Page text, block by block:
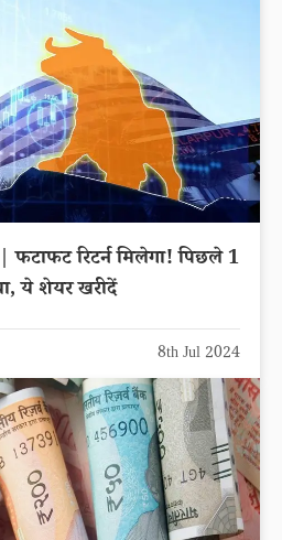
रिटर्न मिलेगा! पिछले 1
ये शेयर खरीदें
8th Jul 2024